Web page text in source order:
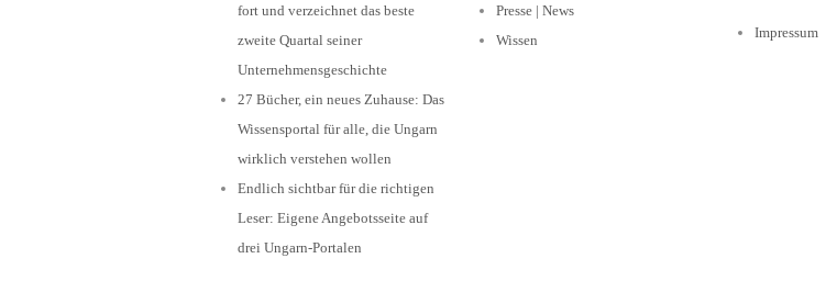
fort und verzeichnet das beste
zweite Quartal seiner
Unternehmensgeschichte
27 Bücher, ein neues Zuhause: Das
Wissensportal für alle, die Ungarn
wirklich verstehen wollen
Endlich sichtbar für die richtigen
Leser: Eigene Angebotsseite auf
drei Ungarn-Portalen
Presse | News
Wissen
Impressum